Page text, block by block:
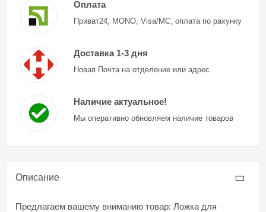
Оплата
Приват24, MONO, Visa/MC, оплата по рахунку
Доставка 1-3 дня
Новая Почта на отделение или адрес
Наличие актуальное!
Мы оперативно обновляем наличие товаров
Описание
Предлагаем вашему вниманию товар: Ложка для